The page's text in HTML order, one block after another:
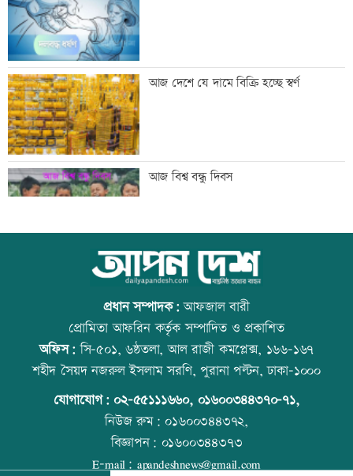
বিএনপি গণমাধ্যমের স্বাধীনতায় বিশ্বাস করে:
প্রতিমন্ত্রী টুকু
তিস্তা মহাপরিকল্পনার কাজ শিগগিরই শুরু
হচ্ছে: প্রতিমন্ত্রী ফরহাদ
অতিরিক্ত মদপানে এক ব্যক্তির মৃত্যু
ইবির গবেষণাপত্র প্রত্যাহারের ঘটনায় তদন্ত
কমিটি
যুবদল নেতার মরদেহ গুমের চেষ্টা, থানায়
মামলা
আজ দেশে যে দামে বিক্রি হচ্ছে স্বর্ণ
আজ বিশ্ব বন্ধু দিবস
কোরআন-হাদিসে নামাজ না পড়ার শাস্তি
উত্থান-পতনের বাজারে আজ স্বর্ণের ভরি কত
আজ স্বর্ণ-রুপা যে দামে বিক্রি হচ্ছে
প্রধান সম্পাদক:আফজাল বারী
প্রোমিতা আফরিন কর্তৃক সম্পাদিত ও প্রকাশিত
অফিস:সি-৫০১, ৬ষ্ঠতলা, আল রাজী কমপ্লেক্স, ১৬৬-১৬৭
শহীদ সৈয়দ নজরুল ইসলাম সরণি, পুরানা পল্টন, ঢাকা-১০০০
যোগাযোগ: ০২-৫৫১১১৬৬০, ০১৬০০৩৪৪৩৭০-৭১,
নিউজ রুম:০১৬০০৩৪৪৩৭২,
বিজ্ঞাপন: ০১৬০০৩৪৪৩৭৩
E-mail: apandeshnews@gmail.com